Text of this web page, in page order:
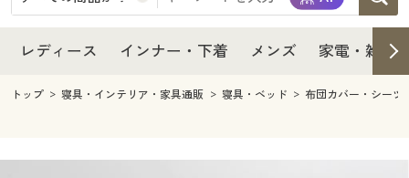
レディースファッション
インナー・下着
インナー・下着通販すべて
メンズ
レディース インナー・下着 メンズ 家電・雑貨
レディースファッション
インナー・下着通販すべて
メンズ
トップ 寝具・インテリア・家具通販 寝具・ベッド 布団カバー・シーツ